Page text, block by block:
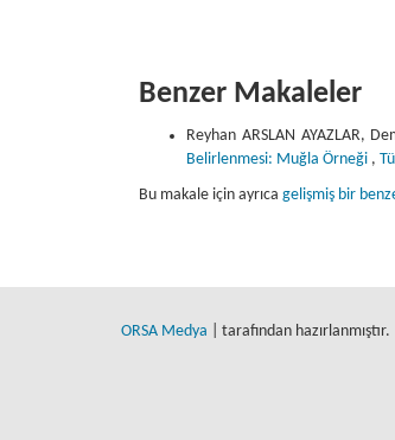
Benzer Makaleler
Reyhan ARSLAN AYAZLAR,
Belirlenmesi: Muğla Örneği ,
Bu makale için ayrıca gelişmiş bir
ORSA Medya | tarafından hazırlanmıştır.